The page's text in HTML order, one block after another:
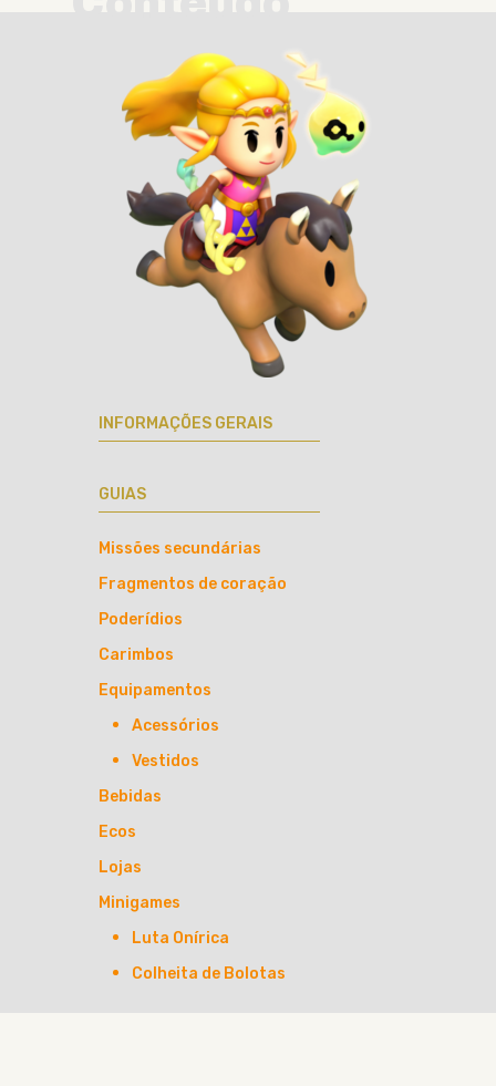
INFORMAÇÕES GERAIS
GUIAS
Missões secundárias
Fragmentos de coração
Poderídios
Carimbos
Equipamentos
Acessórios
Vestidos
Bebidas
Ecos
Lojas
Minigames
Luta Onírica
Colheita de Bolotas